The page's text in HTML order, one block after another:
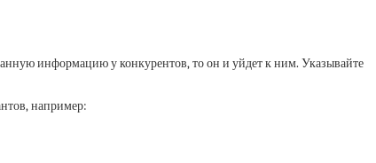
информацию у конкурентов, то он и уйдет к ним. Указывайте
например: